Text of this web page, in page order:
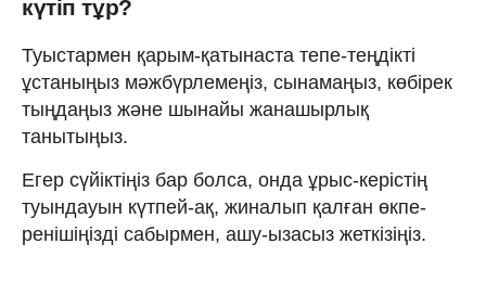
күтіп тұр?
Туыстармен қарым-қатынаста тепе-теңдікті
ұстаныңыз мәжбүрлемеңіз, сынамаңыз, көбірек
тыңдаңыз және шынайы жанашырлық
танытыңыз.
Егер сүйіктіңіз бар болса, онда ұрыс-керістің
туындауын күтпей-ақ, жиналып қалған өкпе-
ренішіңізді сабырмен, ашу-ызасыз жеткізіңіз.